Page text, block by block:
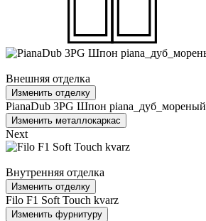
Внешняя отделка
Изменить отделку
PianaDub 3PG Шпон piana_дуб_мореный
Изменить металлокаркас
Next
Внутренняя отделка
Изменить отделку
Filo F1 Soft Touch kvarz
Изменить фурнитуру